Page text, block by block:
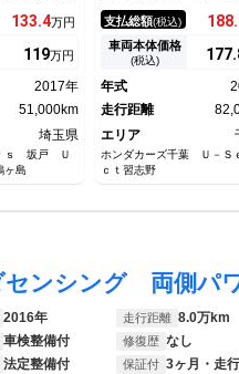
両側電動ス
フルセグ
ｏｔｈ対
ライト 純正
133.4万円
119万円
2017年
51,000km
埼玉県
ｓ 坂戸 Ｕ
ヶ島
◆Ｂｌｕｅｔｏｏｔｈ◆
ポート◆地デジフルセ
Ｃ車載器◆シートヒータ
側パワースライドドア◆
衝突被害軽減ブレーキ◆
支払総額(税込) 188.
車両本体価格
(税込) 177.
年式
走行距離
エリア
ホンダカーズ千葉 Ｕ－Ｓ
ｃｔ習志野
2016年 走行距離 8.0万km
車検整備付 修復歴 なし
法定整備付 保証付 3ヶ月・走